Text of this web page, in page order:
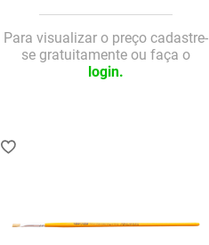
Para visualizar o preço cadastre-
se gratuitamente ou faça o
login.